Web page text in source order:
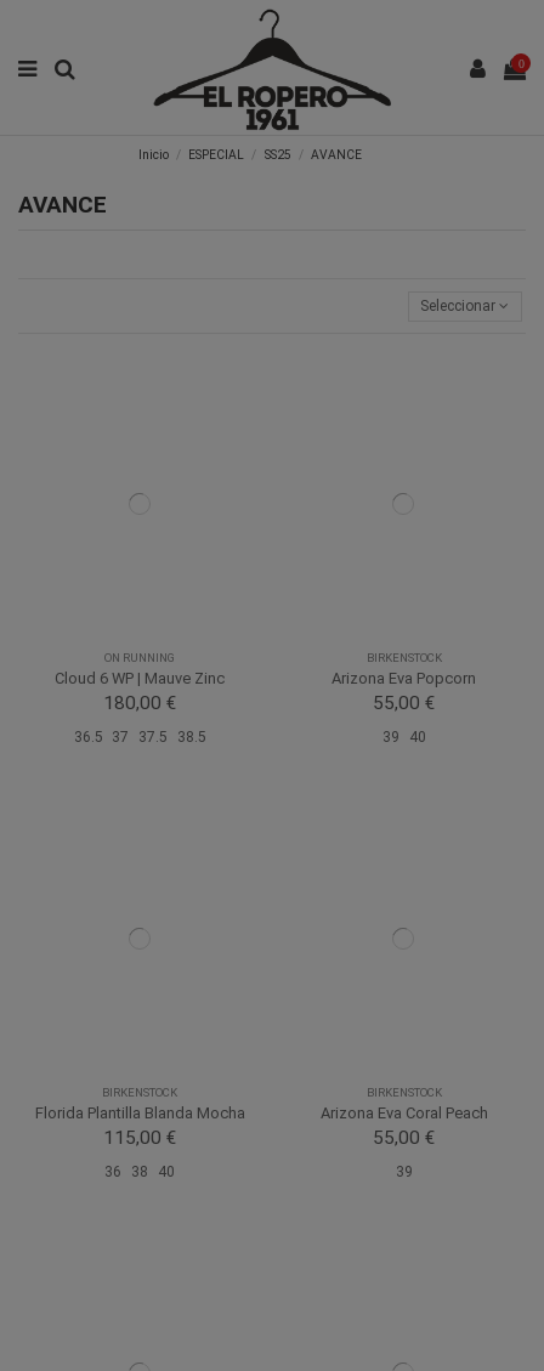
0
Inicio ESPECIAL SS25 AVANCE
AVANCE
Seleccionar
ON RUNNING
Cloud 6 WP | Mauve Zinc
180,00 €
36.5 37 37.5 38.5
BIRKENSTOCK
Arizona Eva Popcorn
55,00 €
39 40
BIRKENSTOCK
Florida Plantilla Blanda Mocha
115,00 €
36 38 40
BIRKENSTOCK
Arizona Eva Coral Peach
55,00 €
39